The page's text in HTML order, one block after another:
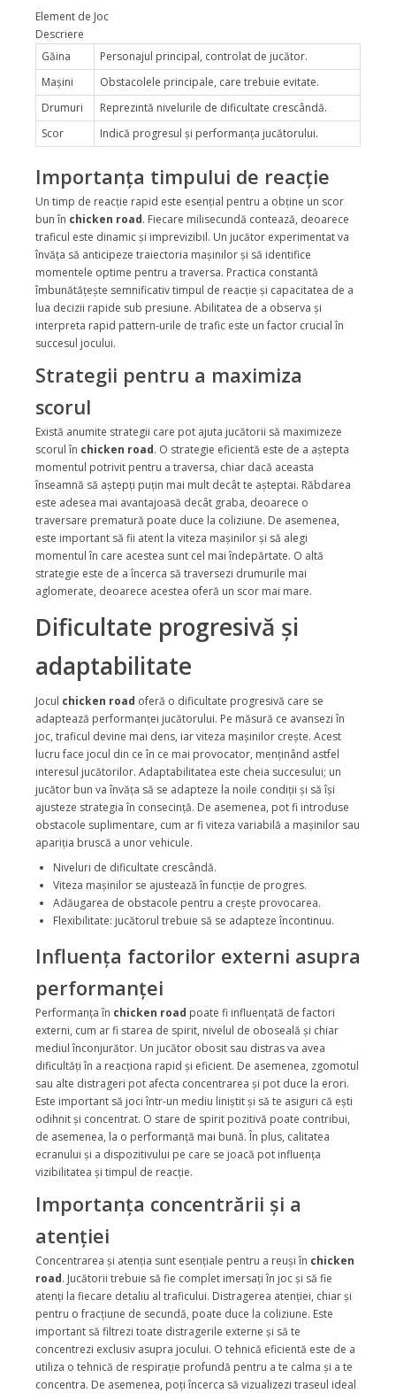
Element de Joc
Descriere
Găina
Personajul principal, controlat de jucător.
Mașini
Obstacolele principale, care trebuie evitate.
Drumuri
Reprezintă nivelurile de dificultate crescândă.
Scor
Indică progresul și performanța jucătorului.
Importanța timpului de reacție
Un timp de reacție rapid este esențial pentru a obține un scor
bun în chicken road. Fiecare milisecundă contează, deoarece
traficul este dinamic și imprevizibil. Un jucător experimentat va
învăța să anticipeze traiectoria mașinilor și să identifice
momentele optime pentru a traversa. Practica constantă
îmbunătățește semnificativ timpul de reacție și capacitatea de a
lua decizii rapide sub presiune. Abilitatea de a observa și
interpreta rapid pattern-urile de trafic este un factor crucial în
succesul jocului.
Strategii pentru a maximiza
scorul
Există anumite strategii care pot ajuta jucătorii să maximizeze
scorul în chicken road. O strategie eficientă este de a aștepta
momentul potrivit pentru a traversa, chiar dacă aceasta
înseamnă să aștepți puțin mai mult decât te așteptai. Răbdarea
este adesea mai avantajoasă decât graba, deoarece o
traversare prematură poate duce la coliziune. De asemenea,
este important să fii atent la viteza mașinilor și să alegi
momentul în care acestea sunt cel mai îndepărtate. O altă
strategie este de a încerca să traversezi drumurile mai
aglomerate, deoarece acestea oferă un scor mai mare.
Dificultate progresivă și
adaptabilitate
Jocul chicken road oferă o dificultate progresivă care se
adaptează performanței jucătorului. Pe măsură ce avansezi în
joc, traficul devine mai dens, iar viteza mașinilor crește. Acest
lucru face jocul din ce în ce mai provocator, menținând astfel
interesul jucătorilor. Adaptabilitatea este cheia succesului; un
jucător bun va învăța să se adapteze la noile condiții și să își
ajusteze strategia în consecință. De asemenea, pot fi introduse
obstacole suplimentare, cum ar fi viteza variabilă a mașinilor sau
apariția bruscă a unor vehicule.
Niveluri de dificultate crescândă.
Viteza mașinilor se ajustează în funcție de progres.
Adăugarea de obstacole pentru a crește provocarea.
Flexibilitate: jucătorul trebuie să se adapteze încontinuu.
Influența factorilor externi asupra
performanței
Performanța în chicken road poate fi influențată de factori
externi, cum ar fi starea de spirit, nivelul de oboseală și chiar
mediul înconjurător. Un jucător obosit sau distras va avea
dificultăți în a reacționa rapid și eficient. De asemenea, zgomotul
sau alte distrageri pot afecta concentrarea și pot duce la erori.
Este important să joci într-un mediu liniștit și să te asiguri că ești
odihnit și concentrat. O stare de spirit pozitivă poate contribui,
de asemenea, la o performanță mai bună. În plus, calitatea
ecranului și a dispozitivului pe care se joacă pot influența
vizibilitatea și timpul de reacție.
Importanța concentrării și a
atenției
Concentrarea și atenția sunt esențiale pentru a reuși în chicken
road. Jucătorii trebuie să fie complet imersați în joc și să fie
atenți la fiecare detaliu al traficului. Distragerea atenției, chiar și
pentru o fracțiune de secundă, poate duce la coliziune. Este
important să filtrezi toate distragerile externe și să te
concentrezi exclusiv asupra jocului. O tehnică eficientă este de a
utiliza o tehnică de respirație profundă pentru a te calma și a te
concentra. De asemenea, poți încerca să vizualizezi traseul ideal